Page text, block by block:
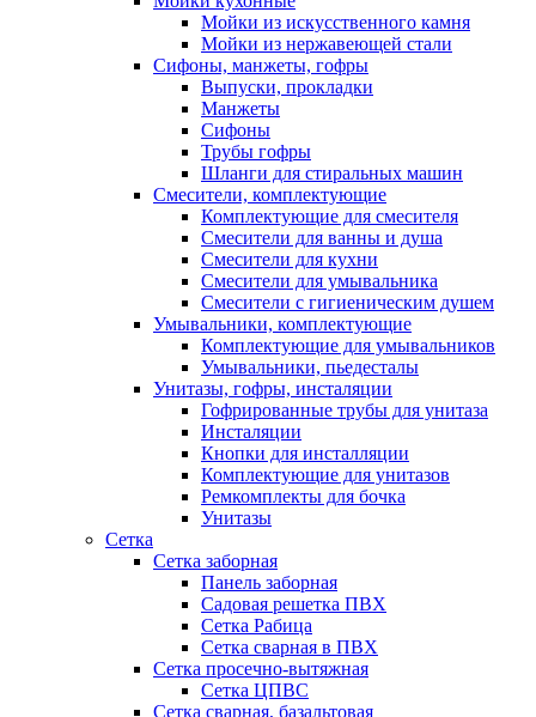
Мойки из искусственного камня
Мойки из нержавеющей стали
Сифоны, манжеты, гофры
Выпуски, прокладки
Манжеты
Сифоны
Трубы гофры
Шланги для стиральных машин
Смесители, комплектующие
Комплектующие для смесителя
Смесители для ванны и душа
Смесители для кухни
Смесители для умывальника
Смесители с гигиеническим душем
Умывальники, комплектующие
Комплектующие для умывальников
Умывальники, пьедесталы
Унитазы, гофры, инсталяции
Гофрированные трубы для унитаза
Инсталяции
Кнопки для инсталляции
Комплектующие для унитазов
Ремкомплекты для бочка
Унитазы
Сетка
Сетка заборная
Панель заборная
Садовая решетка ПВХ
Сетка Рабица
Сетка сварная в ПВХ
Сетка просечно-вытяжная
Сетка ЦПВС
Сетка сварная, базальтовая